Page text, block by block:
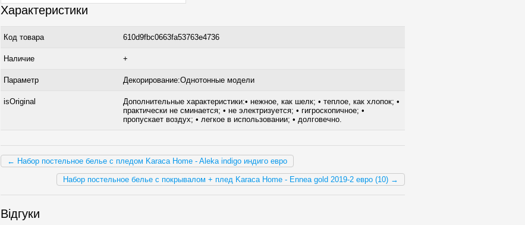
Характеристики
Код товара 610d9fbc0663fa53763e4736
Наличие +
Параметр Декорирование:Однотонные модели
isOriginal
Дополнительные характеристики:• нежное, как шелк; • теплое, как хлопок; •
практически не сминается; • не электризуется; • гигроскопичное; •
пропускает воздух; • легкое в использовании; • долговечно.
← Набор постельное белье с пледом Karaca Home - Aleka indigo индиго евро
Набор постельное белье с покрывалом + плед Karaca Home - Ennea gold 2019-2 евро (10) →
Відгуки